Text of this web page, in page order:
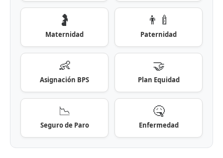
🤰
Maternidad
👨‍🍼
Paternidad
👶
Asignación BPS
🤝
Plan Equidad
📉
Seguro de Paro
🤒
Enfermedad